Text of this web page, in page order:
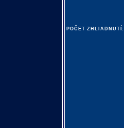
POČET ZHLIADNUTÍ: